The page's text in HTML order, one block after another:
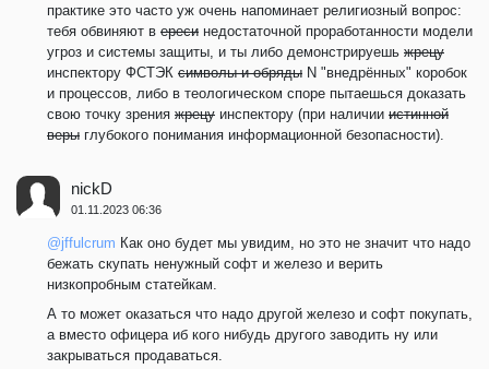
практике это часто уж очень напоминает религиозный вопрос:
тебя обвиняют в ереси недостаточной проработанности модели
угроз и системы защиты, и ты либо демонстрируешь жрецу
инспектору ФСТЭК символы и обряды N "внедрённых" коробок
и процессов, либо в теологическом споре пытаешься доказать
свою точку зрения жрецу инспектору (при наличии истинной
веры глубокого понимания информационной безопасности).
nickD
01.11.2023 06:36
@jffulcrum Как оно будет мы увидим, но это не значит что надо
бежать скупать ненужный софт и железо и верить
низкопробным статейкам.
А то может оказаться что надо другой железо и софт покупать,
а вместо офицера иб кого нибудь другого заводить ну или
закрываться продаваться.